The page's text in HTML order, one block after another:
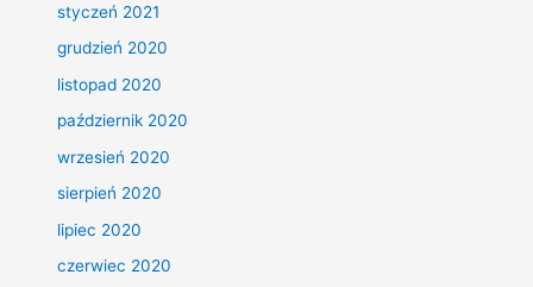
styczeń 2021
grudzień 2020
listopad 2020
październik 2020
wrzesień 2020
sierpień 2020
lipiec 2020
czerwiec 2020